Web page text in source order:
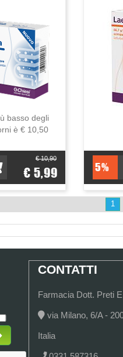
basso degli
è € 10,50
€ 10,90
€ 5,99 5%
1
CONTATTI
Farmacia Dott. Preti
via Milano, 6/A -
Italia